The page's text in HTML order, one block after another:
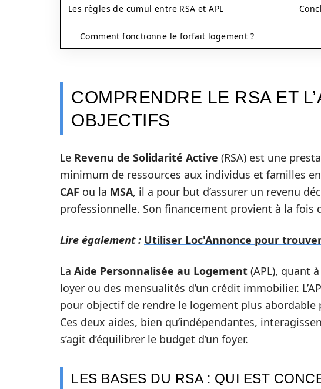
Les règles de cumul entre RSA et APL
Comment fonctionne le forfait logement ?
COMPRENDRE LE RSA ET
OBJECTIFS
Le Revenu de Solidarité Active (RSA) est une
minimum de ressources aux individus et familles
CAF ou la MSA, il a pour but d’assurer un revenu
professionnelle. Son financement provient à la fois
Lire également : Utiliser Loc'Annonce pour
La Aide Personnalisée au Logement (APL), quant
loyer ou des mensualités d’un crédit immobilier.
pour objectif de rendre le logement plus abordable
Ces deux aides, bien qu’indépendantes,
s’agit d’équilibrer le budget d’un foyer.
LES BASES DU RSA : QUI EST